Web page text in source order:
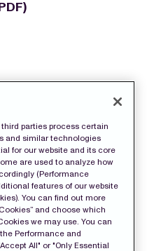
parties process certain
and similar technologies
for our website and its core
are used to analyze how
(Performance
features of our website
You can find out more
and choose which
we may use. You can
Performance and
All" or "Only Essential